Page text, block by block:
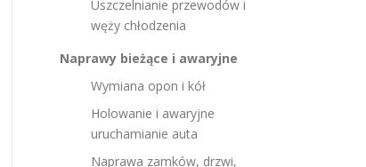
Uszczelnianie przewodów i
węży chłodzenia
Naprawy bieżące i awaryjne
Wymiana opon i kół
Holowanie i awaryjne
uruchamianie auta
Naprawa zamków, drzwi,